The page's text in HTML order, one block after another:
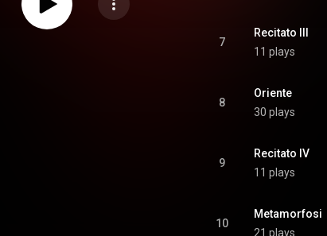
7
Recitato III
11 plays
8
Oriente
30 plays
9
Recitato IV
11 plays
10
Metamorfosi
21 plays